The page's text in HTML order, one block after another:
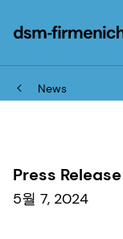
News
Press Release
5월 7, 2024